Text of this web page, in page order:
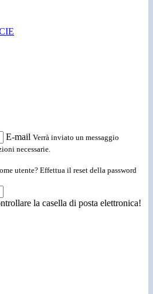
E-mail Verrà inviato un messaggio
necessarie.
utente? Effettua il reset della password
la casella di posta elettronica!